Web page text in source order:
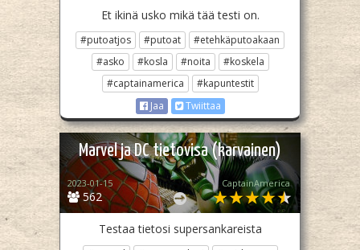
Et ikinä usko mikä tää testi on.
#putoatjos #putoat
#etehkäputoakaan
#asko
#kosla #noita
#koskela
#captainamerica
#kapuntestit
Jaa
Twiittaa
Marvel ja DC tietovisa (karvainen)
562
2023-01-15 CaptainAmerica
Testaa tietosi supersankareista